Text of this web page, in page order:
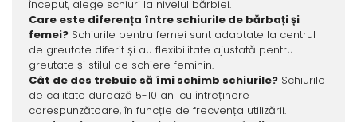
început, alege schiuri la nivelul bărbiei.
Care este diferența între schiurile de bărbați și
femei?Schiurile pentru femei sunt adaptate la centrul
de greutate diferit și au flexibilitate ajustată pentru
greutate și stilul de schiere feminin.
Cât de des trebuie să îmi schimb schiurile?Schiurile
de calitate durează 5-10 ani cu întreținere
corespunzătoare, în funcție de frecvența utilizării.